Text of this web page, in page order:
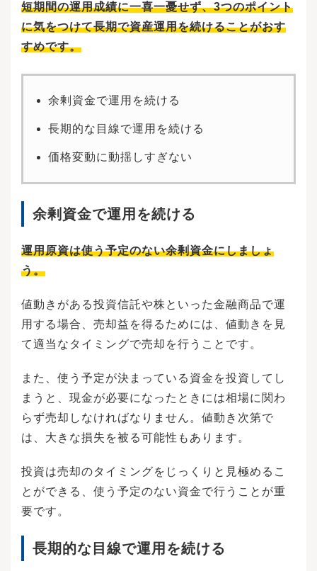
短期間の運用成績に一喜一憂せず、3つのポイント
に気をつけて長期で資産運用を続けることがおす
すめです。
余剰資金で運用を続ける
長期的な目線で運用を続ける
価格変動に動揺しすぎない
余剰資金で運用を続ける
運用原資は使う予定のない余剰資金にしましょ
う。
値動きがある投資信託や株といった金融商品で運
用する場合、売却益を得るためには、値動きを見
て適当なタイミングで売却を行うことです。
また、使う予定が決まっている資金を投資してし
まうと、現金が必要になったときには相場に関わ
らず売却しなければなりません。値動き次第で
は、大きな損失を被る可能性もあります。
投資は売却のタイミングをじっくりと見極めるこ
とができる、使う予定のない資金で行うことが重
要です。
長期的な目線で運用を続ける